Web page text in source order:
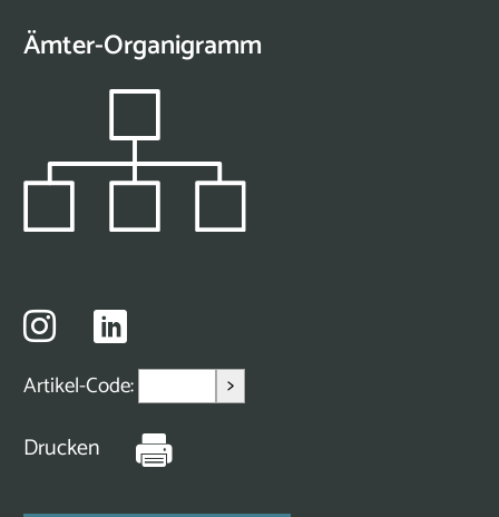
Ämter-Organigramm
Artikel-Code: >
Drucken